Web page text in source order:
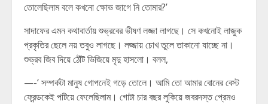
তোলেছিলাম বলে কখনো ক্ষোভ জাগে নি তোমার?’
সাদাফের এমন কথাবার্তায় শুভ্রবের ভীষণ লজ্জা লাগছে। সে কখনোই লাজুক
প্রকৃতির ছেলে নয় তবুও লাগছে। লজ্জায় চোখ তুলে তাকানো যাচ্ছে না।
শুভ্রব জিব দিয়ে ঠোঁট ভিজিয়ে মৃদু হাসলো। বলল,
—-‘ সম্পর্কটা মানুষ গোপনেই গড়ে তোলে। আমি তো আমার বোনের বেস্ট
ফ্রেন্ডকেই পটিয়ে ফেলেছিলাম। গোটা চার বছর লুকিয়ে জবরদস্ত প্রেমও